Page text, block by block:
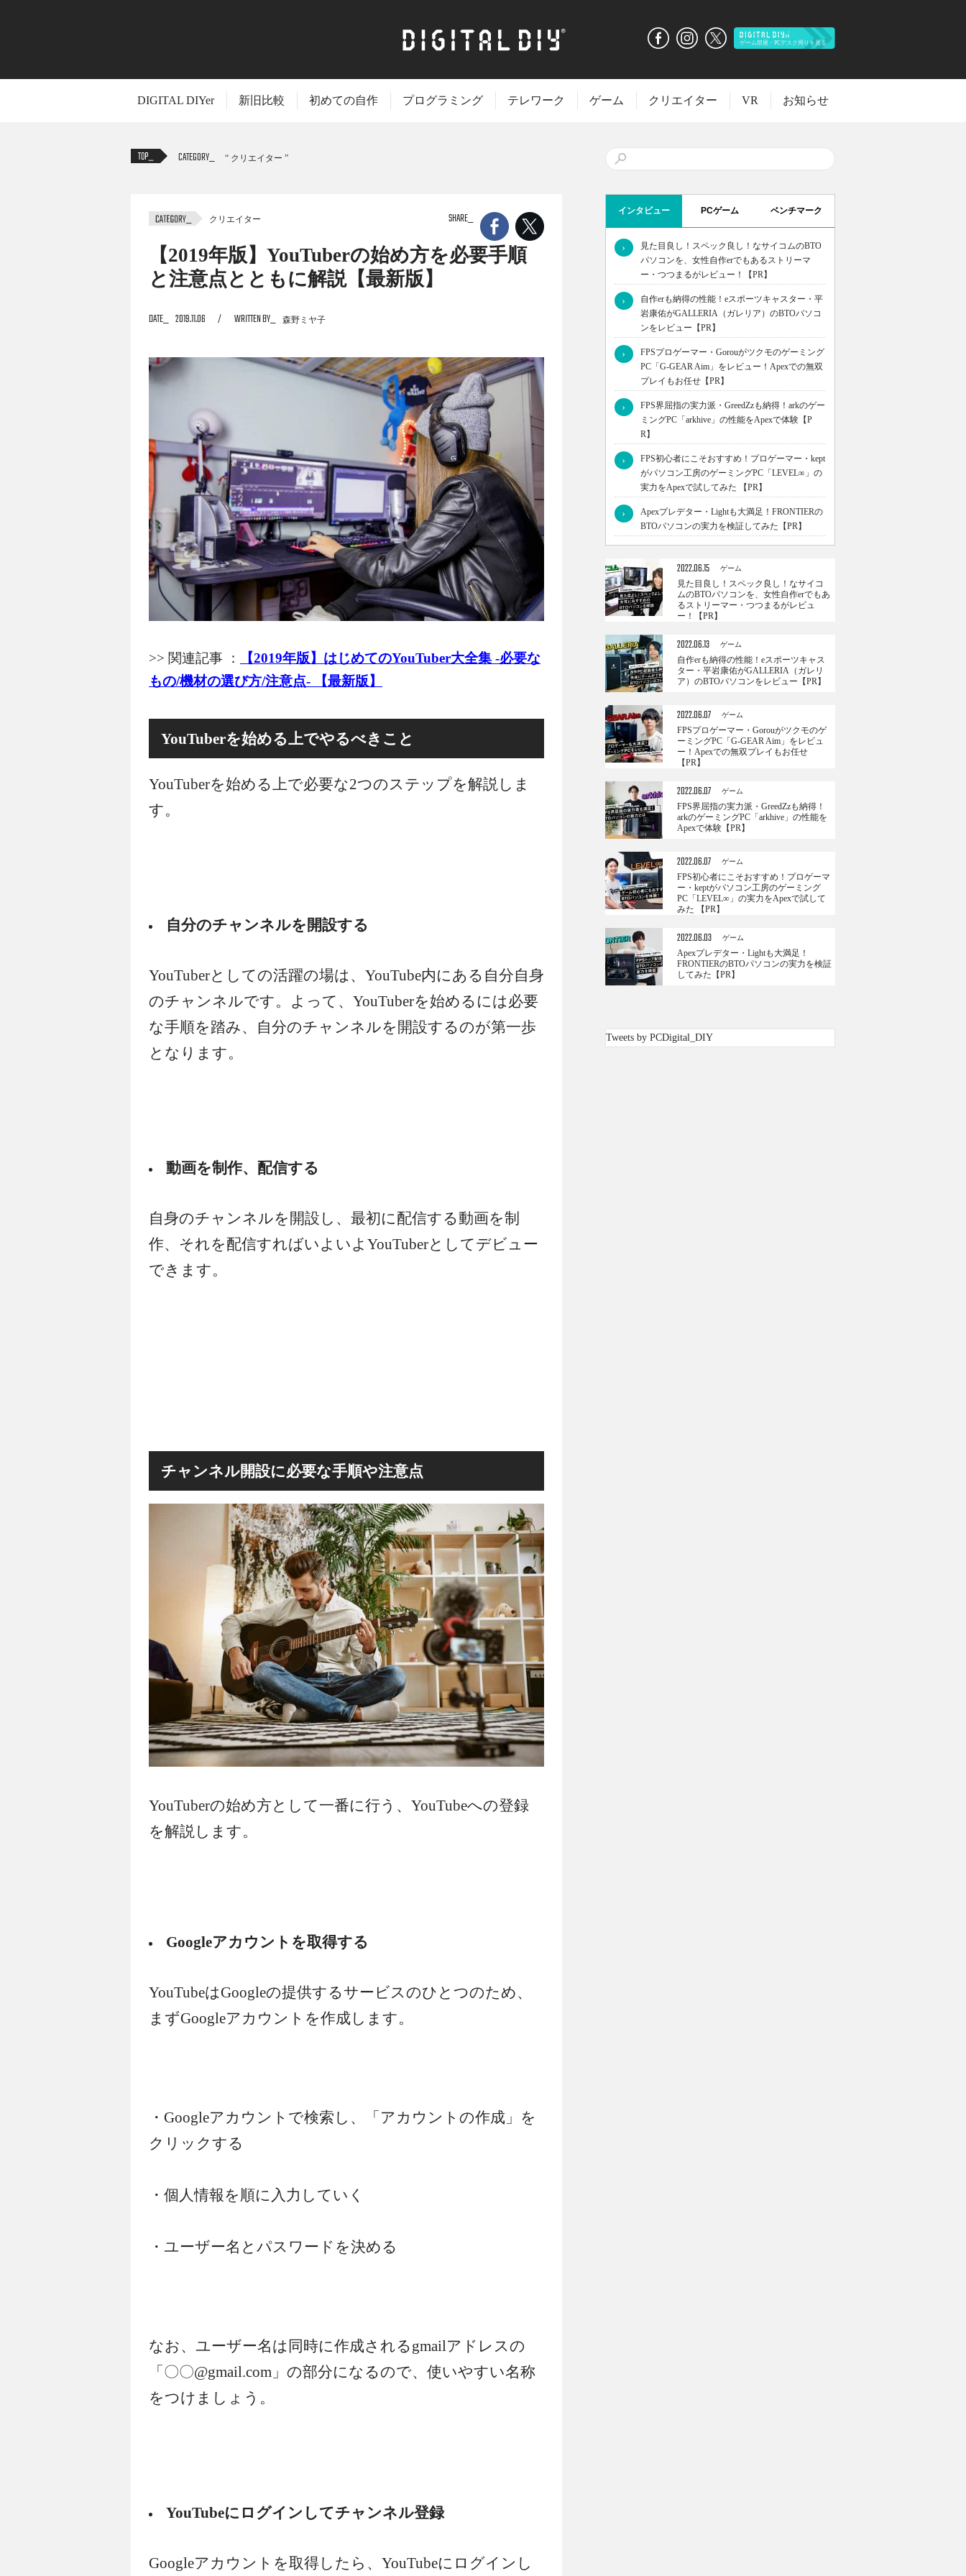
DIGITAL DIYer 新旧比較 初めての自作 プログラミング テレワーク ゲーム クリエイター VR お知らせ
CATEGORY クリエイター
TITLE
始め方として登録から動画配信まで必要なものや注意点を解説します。まず最初の動画をアップロードす
る方法を押さえて、YouTuberデビューをしてみましょう。
SHARE
クリエイター
【2019年版】YouTuberの始め方を必要手順
と注意点とともに解説【最新版】
DATE 2019.11.06 WRITTEN BY 森野ミヤ子
>> 関連記事 ：
【2019年版】はじめてのYouTuber大全集 -必要な
もの/機材の選び方/注意点- 【最新版】
YouTuberを始める上でやるべきこと
YouTuberを始める上で必要な2つのステップを解説しま
す。
自分のチャンネルを開設する
YouTuberとしての活躍の場は、YouTube内にある自分自身
のチャンネルです。よって、YouTuberを始めるには必要
な手順を踏み、自分のチャンネルを開設するのが第一歩
となります。
動画を制作、配信する
自身のチャンネルを開設し、最初に配信する動画を制
作、それを配信すればいよいよYouTuberとしてデビュー
できます。
チャンネル開設に必要な手順や注意点
YouTuberの始め方として一番に行う、YouTubeへの登録
を解説します。
Googleアカウントを取得する
YouTubeはGoogleの提供するサービスのひとつのため、
まずGoogleアカウントを作成します。
・Googleアカウントで検索し、「アカウントの作成」を
クリックする
・個人情報を順に入力していく
・ユーザー名とパスワードを決める
なお、ユーザー名は同時に作成されるgmailアドレスの
「〇〇@gmail.com」の部分になるので、使いやすい名称
をつけましょう。
YouTubeにログインしてチャンネル登録
Googleアカウントを取得したら、YouTubeにログインし
インタビュー PCゲーム ベンチマーク
›
見た目良し！スペック良し！なサイコムのBTO
パソコンを、女性自作erでもあるストリーマ
ー・つつまるがレビュー！【PR】
›
自作erも納得の性能！eスポーツキャスター・平
岩康佑がGALLERIA（ガレリア）のBTOパソコ
ンをレビュー【PR】
›
FPSプロゲーマー・Gorouがツクモのゲーミング
PC「G-GEAR Aim」をレビュー！Apexでの無双
プレイもお任せ【PR】
›
FPS界屈指の実力派・GreedZzも納得！arkのゲー
ミングPC「arkhive」の性能をApexで体験【P
R】
›
FPS初心者にこそおすすめ！プロゲーマー・kept
がパソコン工房のゲーミングPC「LEVEL∞」の
実力をApexで試してみた 【PR】
›
Apexプレデター・Lightも大満足！FRONTIERの
BTOパソコンの実力を検証してみた【PR】
2022.06.15 ゲーム
見た目良し！スペック良し！なサイコ
ムのBTOパソコンを、女性自作erでもあ
るストリーマー・つつまるがレビュ
ー！【PR】
2022.06.13 ゲーム
自作erも納得の性能！eスポーツキャス
ター・平岩康佑がGALLERIA（ガレリ
ア）のBTOパソコンをレビュー【PR】
2022.06.07 ゲーム
FPSプロゲーマー・Gorouがツクモのゲ
ーミングPC「G-GEAR Aim」をレビュ
ー！Apexでの無双プレイもお任せ
【PR】
2022.06.07 ゲーム
FPS界屈指の実力派・GreedZzも納得！
arkのゲーミングPC「arkhive」の性能を
Apexで体験【PR】
2022.06.07 ゲーム
FPS初心者にこそおすすめ！プロゲーマ
ー・keptがパソコン工房のゲーミング
PC「LEVEL∞」の実力をApexで試して
みた 【PR】
2022.06.03 ゲーム
Apexプレデター・Lightも大満足！
FRONTIERのBTOパソコンの実力を検証
してみた【PR】
Tweets by PCDigital_DIY